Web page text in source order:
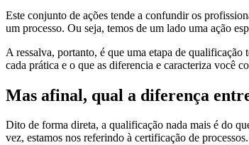
Este conjunto de ações tende a confundir os
um processo. Ou seja, temos de um lado uma ação
A ressalva, portanto, é que uma etapa de
cada prática e o que as diferencia e caracteriza você
Mas afinal, qual a diferença
Dito de forma direta, a qualificação nada mais é do
vez, estamos nos referindo à certificação de processos.